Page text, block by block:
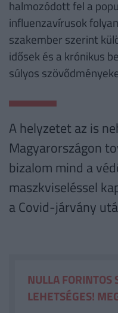
halmozódott fel a
influenzavírusok
szakember szerint
idősek és a krónikus
súlyos
A helyzetet az is
Magyarországon
bizalom mind a
maszkviseléssel
a Covid-járvány
NULLA FORINTOS
LEHETSÉGES!